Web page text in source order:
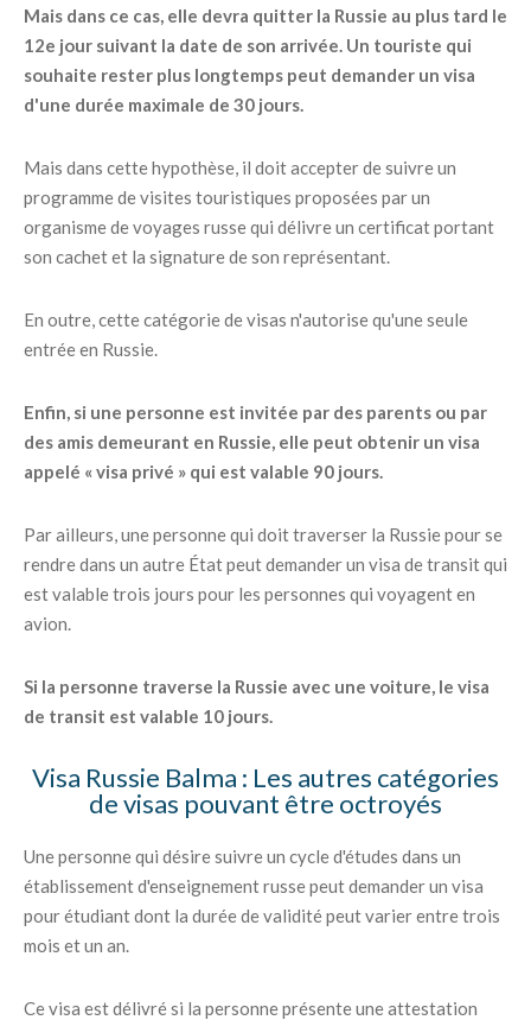
Mais dans ce cas, elle devra quitter la Russie au plus tard le
12e jour suivant la date de son arrivée. Un touriste qui
souhaite rester plus longtemps peut demander un visa
d'une durée maximale de 30 jours.
Mais dans cette hypothèse, il doit accepter de suivre un
programme de visites touristiques proposées par un
organisme de voyages russe qui délivre un certificat portant
son cachet et la signature de son représentant.
En outre, cette catégorie de visas n'autorise qu'une seule
entrée en Russie.
Enfin, si une personne est invitée par des parents ou par
des amis demeurant en Russie, elle peut obtenir un visa
appelé « visa privé » qui est valable 90 jours.
Par ailleurs, une personne qui doit traverser la Russie pour se
rendre dans un autre État peut demander un visa de transit qui
est valable trois jours pour les personnes qui voyagent en
avion.
Si la personne traverse la Russie avec une voiture, le visa
de transit est valable 10 jours.
Visa Russie Balma : Les autres catégories
de visas pouvant être octroyés
Une personne qui désire suivre un cycle d'études dans un
établissement d'enseignement russe peut demander un visa
pour étudiant dont la durée de validité peut varier entre trois
mois et un an.
Ce visa est délivré si la personne présente une attestation